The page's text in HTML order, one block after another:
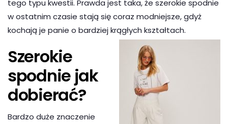
tego typu kwestii. Prawda jest taka, że szerokie spodnie
w ostatnim czasie stają się coraz modniejsze, gdyż
kochają je panie o bardziej krągłych kształtach.
Szerokie
spodnie jak
dobierać?
Bardzo duże znaczenie